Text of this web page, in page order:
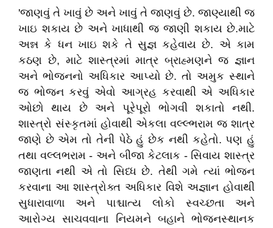
'જાણવું તે ખાવું છે અને ખાવું તે જાણવું છે. જાણ્યાથી જ
ખાઇ શકાય છે અને ખાધાથી જ જાણી શકાય છે.માટે
અન્ન કે ધન ખાઇ શકે તે સુજ્ઞ કહેવાય છે. એ કામ
કઠણ છે, માટે શાસ્ત્રમાં માત્ર બ્રાહ્મણને જ જ્ઞાન
અને ભોજનનો અધિકાર આપ્યો છે. તો અમુક સ્થાને
જ ભોજન કરવું એવો આગ્રહ કરવાથી એ અધિકાર
ઓછો થાય છે અને પૂરેપૂરો ભોગવી શકાતો નથી.
શાસ્ત્રો સંસ્કૃતમાં હોવાથી એકલા વલ્લ્ભરામ જ શાત્ર
જાણે છે એમ તો તેની પેઠે હું છેક નથી કહેતો. પણ હું
તથા વલ્લભરામ - અને બીજા કેટલાક - સિવાય શાસ્ત્ર
જાણતા નથી એ તો સિધ્ધ છે. તેથી ગમે ત્યાં ભોજન
કરવાના આ શાસ્ત્રોક્ત અધિકાર વિશે અજ્ઞાન હોવાથી
સુધારાવાળા અને પાશ્ચાત્ય લોકો સ્વચ્છતા અને
આરોગ્ય સાચવવાના નિયમને બહાને ભોજનસ્થાનક